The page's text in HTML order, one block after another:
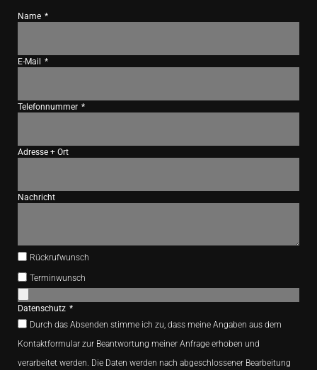
Name
E-Mail
Telefonnummer
Adresse + Ort
Nachricht
Rückrufwunsch
Terminwunsch
Datenschutz
Durch das Absenden stimme ich zu, dass meine Angaben aus dem
Kontaktformular zur Beantwortung meiner Anfrage erhoben und
verarbeitet werden. Die Daten werden nach abgeschlossener Bearbeitung